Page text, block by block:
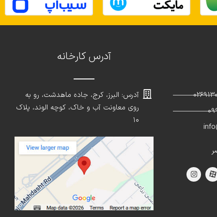
آدرس کارخانه
آدرس: البرز، کرج، جاده ماهدشت، رو به
روی معاونت آب و خاک، کوچه الوند، پلاک
۱۰